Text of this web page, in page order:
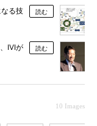
る技
読む
IVIが
読む
10 Images